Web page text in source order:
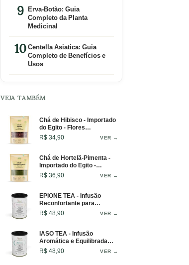
Erva-Botão: Guia
Completo da Planta
Medicinal
Centella Asiatica: Guia
Completo de Benefícios e
Usos
VEJA TAMBÉM
Chá de Hibisco - Importado
do Egito - Flores
Selecionadas - 100g
R$ 34,90 VER →
Chá de Hortelã-Pimenta -
Importado do Egito -
Infusão Refrescante - 100g
R$ 36,90 VER →
EPIONE TEA - Infusão
Reconfortante para
Conforto Diário e Pausas
Restauradoras - Lata - 50g
R$ 48,90 VER →
IASO TEA - Infusão
Aromática e Equilibrada
Para o Bem-Estar Diário -
Lata - 50g
R$ 48,90 VER →